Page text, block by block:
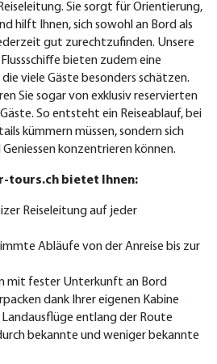
Sie sorgt für Orientierung,
hilft Ihnen, sich sowohl an Bord als
gut zurechtzufinden. Unsere
schiffe bieten zudem eine
viele Gäste besonders schätzen.
Sie sogar von exklusiv reservierten
So entsteht ein Reiseablauf, bei
kümmern müssen, sondern sich
konzentrieren können.
tours.ch bietet Ihnen:
Reiseleitung auf jeder
Abläufe von der Anreise bis zur
mit fester Unterkunft an Bord
dank Ihrer eigenen Kabine
entlang der Route
bekannte und weniger bekannte